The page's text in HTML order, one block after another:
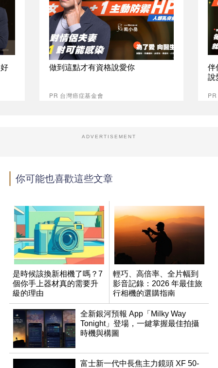
做到這點才有資格說愛你
PR 台灣癌症基金會
伴
說
ADVERTISEMENT
你可能也喜歡這些文章
是時候該換新相機了嗎？7
個你手上器材真的需要升
級的理由
輕巧、高倍率、全片幅到
影音記錄：2026 年最佳旅
行相機的選購指南
全新銀河預報 App「Milky Way
Tonight」登場，一鍵掌握最佳拍攝
時機與構圖
富士新一代中長焦主力鏡頭 XF 50-